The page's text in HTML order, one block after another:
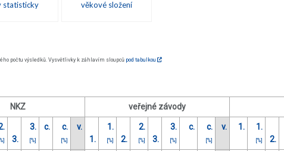
statisticky věkové složení
počtu výsledků. Vysvětlivky k záhlavím sloupců pod tabulkou
NKZ veřejné závody
3.
3.
[%]
c. c.
[%]
v.
1.
1.
[%] 2.
2.
[%] 3.
3.
[%]
c. c.
[%]
v. 1. 1.
[%] 2.